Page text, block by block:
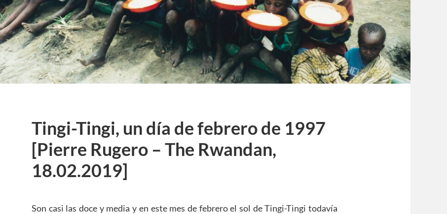
Tingi-Tingi, un día de febrero de 1997
[Pierre Rugero – The Rwandan,
18.02.2019]
Son casi las doce y media y en este mes de febrero el sol de Tingi-Tingi todavía